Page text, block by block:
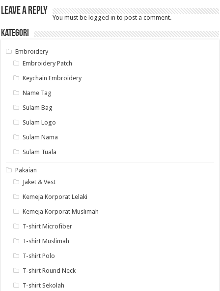
Leave a Reply
You must be logged in to post a comment.
Kategori
Embroidery
Embroidery Patch
Keychain Embroidery
Name Tag
Sulam Bag
Sulam Logo
Sulam Nama
Sulam Tuala
Pakaian
Jaket & Vest
Kemeja Korporat Lelaki
Kemeja Korporat Muslimah
T-shirt Microfiber
T-shirt Muslimah
T-shirt Polo
T-shirt Round Neck
T-shirt Sekolah